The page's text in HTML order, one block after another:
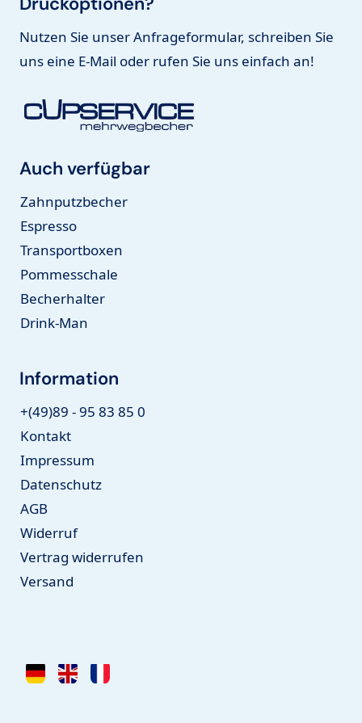
Nutzen Sie unser Anfrageformular, schreiben Sie
uns eine E-Mail oder rufen Sie uns einfach an!
Auch verfügbar
Zahnputzbecher
Espresso
Transportboxen
Pommesschale
Becherhalter
Drink-Man
Information
+(49)89 - 95 83 85 0
Kontakt
Impressum
Datenschutz
AGB
Widerruf
Vertrag widerrufen
Versand